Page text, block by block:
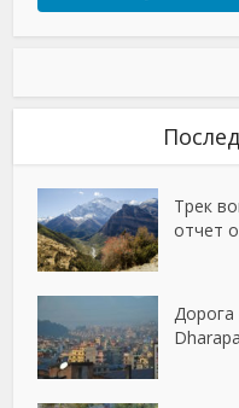
Трек
отчет
Дорога